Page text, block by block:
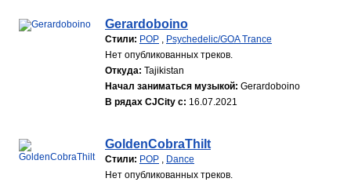
Gerardoboino
Стили: POP , Psychedelic/GOA Trance
Нет опубликованных треков.
Откуда: Tajikistan
Начал заниматься музыкой: Gerardoboino
В рядах CJCity с: 16.07.2021
GoldenCobraThilt
Стили: POP , Dance
Нет опубликованных треков.